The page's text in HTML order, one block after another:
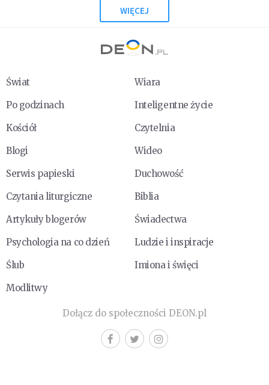
WIĘCEJ
Świat
Wiara
Po godzinach
Inteligentne życie
Kościół
Czytelnia
Blogi
Wideo
Serwis papieski
Duchowość
Czytania liturgiczne
Biblia
Artykuły blogerów
Świadectwa
Psychologia na co dzień
Ludzie i inspiracje
Ślub
Imiona i święci
Modlitwy
Dołącz do społeczności DEON.pl